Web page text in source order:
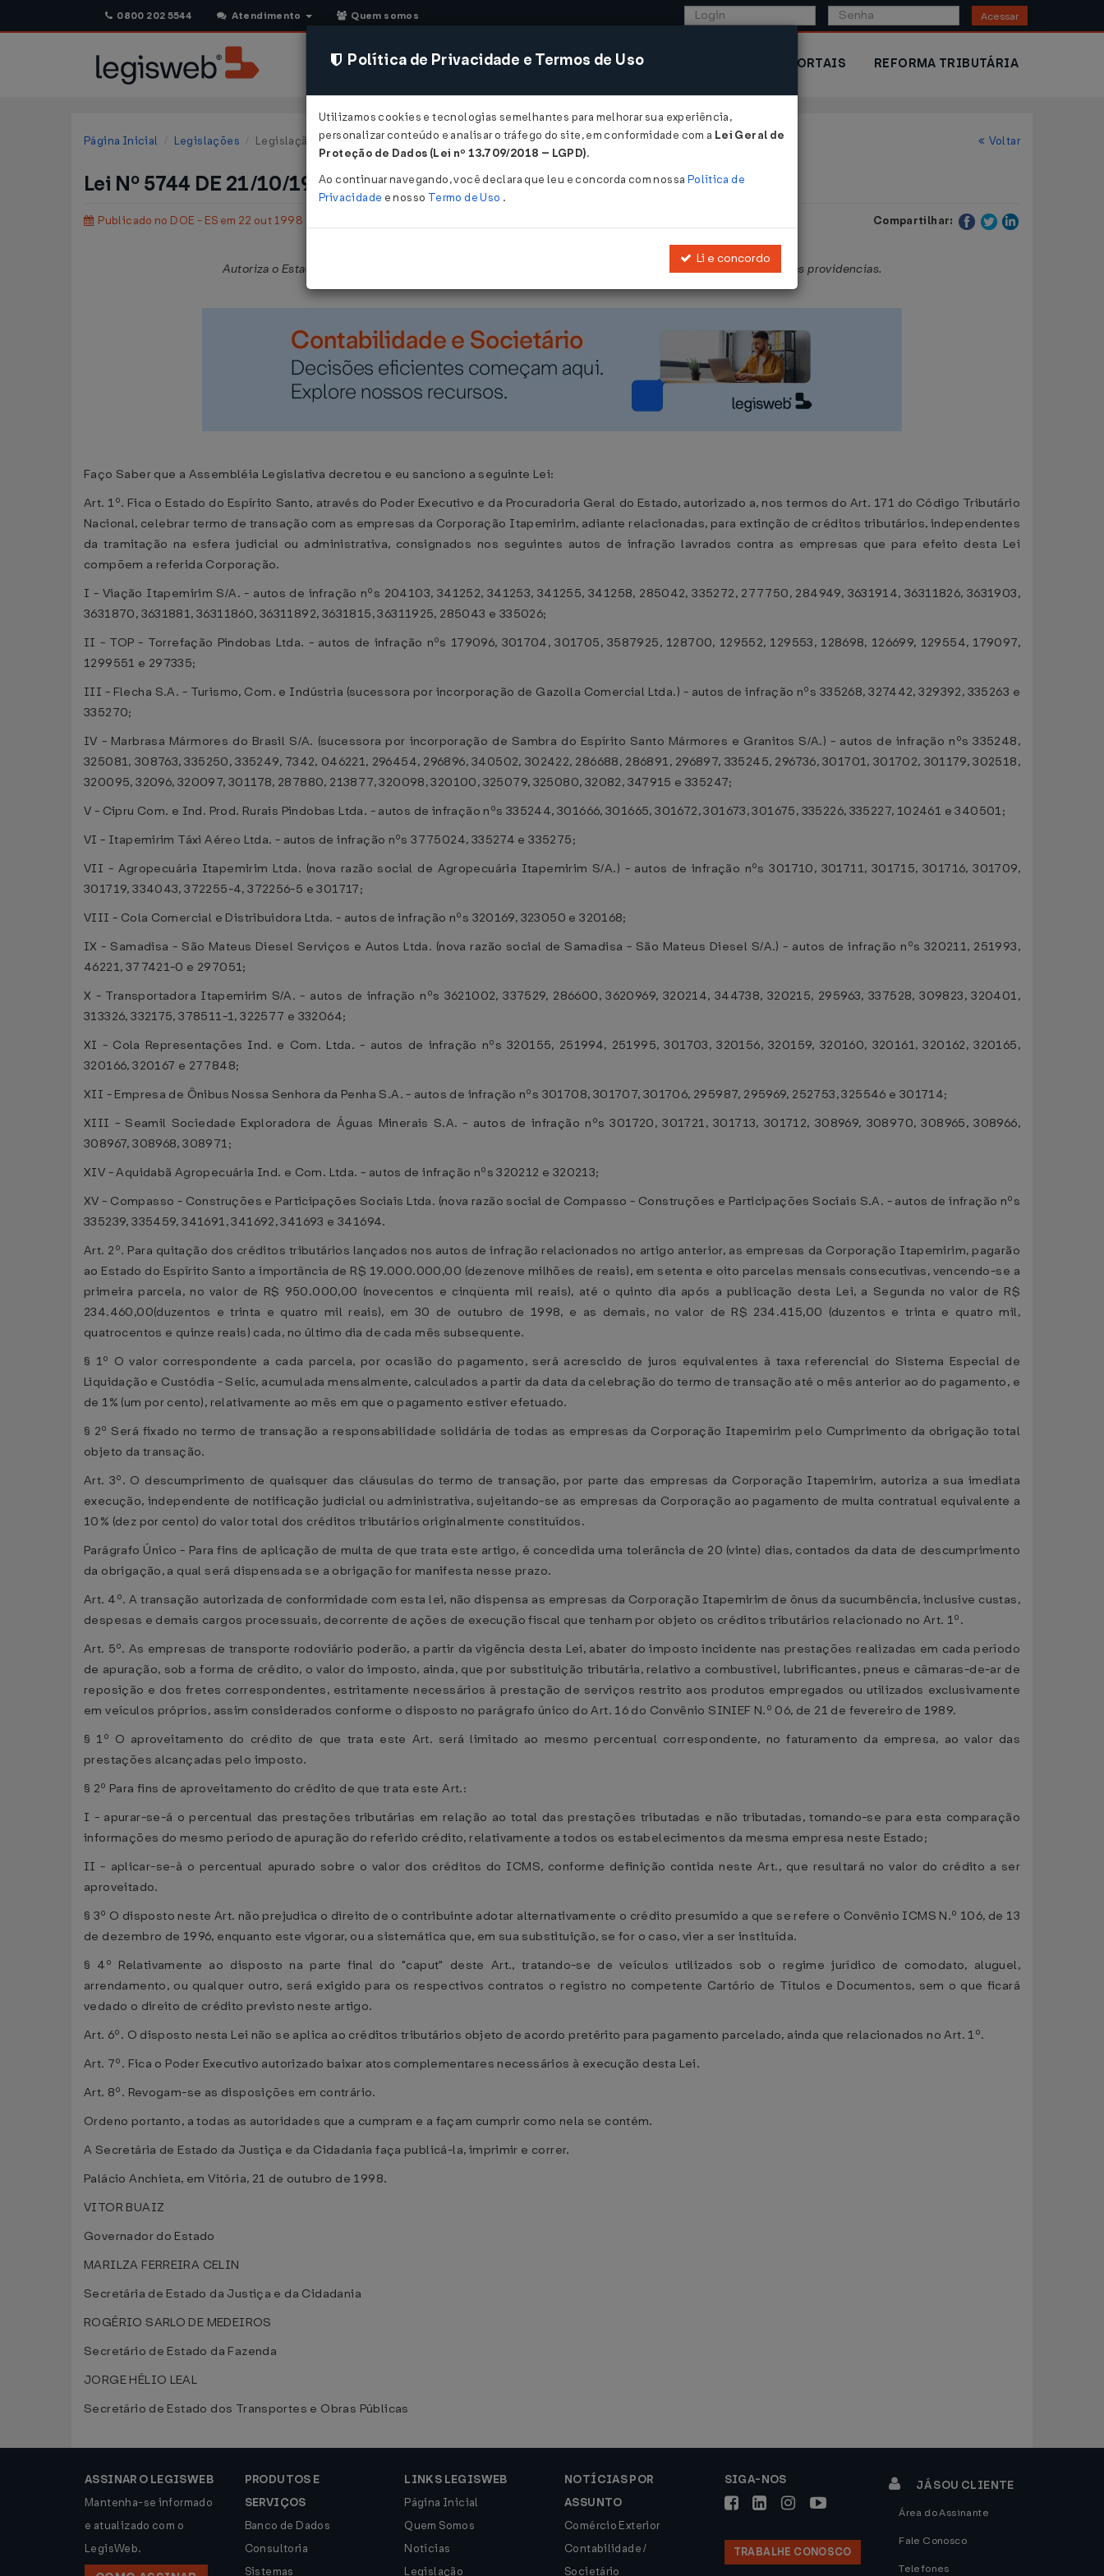
0800 202 5544 Atendimento Quem somos Acessar
CONSULTORIA SISTEMAS COMÉRCIO EXTERIOR PORTAIS REFORMA TRIBUTÁRIA
Página Inicial Legislações Legislação Estadual - Espírito Santo Voltar
Lei Nº 5744 DE 21/10/1998
Publicado no DOE - ES em 22 out 1998 Compartilhar:
Autoriza o Estado do Espírito Santo a transacionar com as empresas da Corporação Itapemirim e dá outras providencias.
Faço Saber que a Assembléia Legislativa decretou e eu sanciono a seguinte Lei:
Art. 1º. Fica o Estado do Espírito Santo, através do Poder Executivo e da Procuradoria Geral do Estado, autorizado a, nos termos do Art. 171 do Código Tributário
Nacional, celebrar termo de transação com as empresas da Corporação Itapemirim, adiante relacionadas, para extinção de créditos tributários, independentes
da tramitação na esfera judicial ou administrativa, consignados nos seguintes autos de infração lavrados contra as empresas que para efeito desta Lei
compõem a referida Corporação.
I - Viação Itapemirim S/A. - autos de infração nºs 204103, 341252, 341253, 341255, 341258, 285042, 335272, 277750, 284949, 3631914, 36311826, 3631903,
3631870, 3631881, 36311860, 36311892, 3631815, 36311925, 285043 e 335026;
II - TOP - Torrefação Pindobas Ltda. - autos de infração nºs 179096, 301704, 301705, 3587925, 128700, 129552, 129553, 128698, 126699, 129554, 179097,
1299551 e 297335;
III - Flecha S.A. - Turismo, Com. e Indústria (sucessora por incorporação de Gazolla Comercial Ltda.) - autos de infração nºs 335268, 327442, 329392, 335263 e
335270;
IV - Marbrasa Mármores do Brasil S/A. (sucessora por incorporação de Sambra do Espírito Santo Mármores e Granitos S/A.) - autos de infração nºs 335248,
325081, 308763, 335250, 335249, 7342, 046221, 296454, 296896, 340502, 302422, 286688, 286891, 296897, 335245, 296736, 301701, 301702, 301179, 302518,
320095, 32096, 320097, 301178, 287880, 213877, 320098, 320100, 325079, 325080, 32082, 347915 e 335247;
V - Cipru Com. e Ind. Prod. Rurais Pindobas Ltda. - autos de infração nºs 335244, 301666, 301665, 301672, 301673, 301675, 335226, 335227, 102461 e 340501;
VI - Itapemirim Táxi Aéreo Ltda. - autos de infração nºs 3775024, 335274 e 335275;
VII - Agropecuária Itapemirim Ltda. (nova razão social de Agropecuária Itapemirim S/A.) - autos de infração nºs 301710, 301711, 301715, 301716, 301709,
301719, 334043, 372255-4, 372256-5 e 301717;
VIII - Cola Comercial e Distribuidora Ltda. - autos de infração nºs 320169, 323050 e 320168;
IX - Samadisa - São Mateus Diesel Serviços e Autos Ltda. (nova razão social de Samadisa - São Mateus Diesel S/A.) - autos de infração nºs 320211, 251993,
46221, 377421-0 e 297051;
X - Transportadora Itapemirim S/A. - autos de infração nºs 3621002, 337529, 286600, 3620969, 320214, 344738, 320215, 295963, 337528, 309823, 320401,
313326, 332175, 378511-1, 322577 e 332064;
XI - Cola Representações Ind. e Com. Ltda. - autos de infração nºs 320155, 251994, 251995, 301703, 320156, 320159, 320160, 320161, 320162, 320165,
320166, 320167 e 277848;
XII - Empresa de Ônibus Nossa Senhora da Penha S.A. - autos de infração nºs 301708, 301707, 301706, 295987, 295969, 252753, 325546 e 301714;
XIII - Seamil Sociedade Exploradora de Águas Minerais S.A. - autos de infração nºs 301720, 301721, 301713, 301712, 308969, 308970, 308965, 308966,
308967, 308968, 308971;
XIV - Aquidabã Agropecuária Ind. e Com. Ltda. - autos de infração nºs 320212 e 320213;
XV - Compasso - Construções e Participações Sociais Ltda. (nova razão social de Compasso - Construções e Participações Sociais S.A. - autos de infração nºs
335239, 335459, 341691, 341692, 341693 e 341694.
Art. 2º. Para quitação dos créditos tributários lançados nos autos de infração relacionados no artigo anterior, as empresas da Corporação Itapemirim, pagarão
ao Estado do Espírito Santo a importância de R$ 19.000.000,00 (dezenove milhões de reais), em setenta e oito parcelas mensais consecutivas, vencendo-se a
primeira parcela, no valor de R$ 950.000,00 (novecentos e cinqüenta mil reais), até o quinto dia após a publicação desta Lei, a Segunda no valor de R$
234.460,00(duzentos e trinta e quatro mil reais), em 30 de outubro de 1998, e as demais, no valor de R$ 234.415,00 (duzentos e trinta e quatro mil,
quatrocentos e quinze reais) cada, no último dia de cada mês subsequente.
§ 1º O valor correspondente a cada parcela, por ocasião do pagamento, será acrescido de juros equivalentes à taxa referencial do Sistema Especial de
Liquidação e Custódia - Selic, acumulada mensalmente, calculados a partir da data da celebração do termo de transação até o mês anterior ao do pagamento, e
de 1% (um por cento), relativamente ao mês em que o pagamento estiver efetuado.
§ 2º Será fixado no termo de transação a responsabilidade solidária de todas as empresas da Corporação Itapemirim pelo Cumprimento da obrigação total
objeto da transação.
Art. 3º. O descumprimento de quaisquer das cláusulas do termo de transação, por parte das empresas da Corporação Itapemirim, autoriza a sua imediata
execução, independente de notificação judicial ou administrativa, sujeitando-se as empresas da Corporação ao pagamento de multa contratual equivalente a
10% (dez por cento) do valor total dos créditos tributários originalmente constituídos.
Parágrafo Único - Para fins de aplicação de multa de que trata este artigo, é concedida uma tolerância de 20 (vinte) dias, contados da data de descumprimento
da obrigação, a qual será dispensada se a obrigação for manifesta nesse prazo.
Art. 4º. A transação autorizada de conformidade com esta lei, não dispensa as empresas da Corporação Itapemirim de ônus da sucumbência, inclusive custas,
despesas e demais cargos processuais, decorrente de ações de execução fiscal que tenham por objeto os créditos tributários relacionado no Art. 1º.
Art. 5º. As empresas de transporte rodoviário poderão, a partir da vigência desta Lei, abater do imposto incidente nas prestações realizadas em cada período
de apuração, sob a forma de crédito, o valor do imposto, ainda, que por substituição tributária, relativo a combustível, lubrificantes, pneus e câmaras-de-ar de
reposição e dos fretes correspondentes, estritamente necessários à prestação de serviços restrito aos produtos empregados ou utilizados exclusivamente
em veículos próprios, assim considerados conforme o disposto no parágrafo único do Art. 16 do Convênio SINIEF N.º 06, de 21 de fevereiro de 1989.
§ 1º O aproveitamento do crédito de que trata este Art. será limitado ao mesmo percentual correspondente, no faturamento da empresa, ao valor das
prestações alcançadas pelo imposto.
§ 2º Para fins de aproveitamento do crédito de que trata este Art.:
I - apurar-se-á o percentual das prestações tributárias em relação ao total das prestações tributadas e não tributadas, tomando-se para esta comparação
informações do mesmo período de apuração do referido crédito, relativamente a todos os estabelecimentos da mesma empresa neste Estado;
II - aplicar-se-à o percentual apurado sobre o valor dos créditos do ICMS, conforme definição contida neste Art., que resultará no valor do crédito a ser
aproveitado.
§ 3º O disposto neste Art. não prejudica o direito de o contribuinte adotar alternativamente o crédito presumido a que se refere o Convênio ICMS N.º 106, de 13
de dezembro de 1996, enquanto este vigorar, ou a sistemática que, em sua substituição, se for o caso, vier a ser instituída.
§ 4º Relativamente ao disposto na parte final do "caput" deste Art., tratando-se de veículos utilizados sob o regime jurídico de comodato, aluguel,
arrendamento, ou qualquer outro, será exigido para os respectivos contratos o registro no competente Cartório de Títulos e Documentos, sem o que ficará
vedado o direito de crédito previsto neste artigo.
Art. 6º. O disposto nesta Lei não se aplica ao créditos tributários objeto de acordo pretérito para pagamento parcelado, ainda que relacionados no Art. 1º.
Art. 7º. Fica o Poder Executivo autorizado baixar atos complementares necessários à execução desta Lei.
Art. 8º. Revogam-se as disposições em contrário.
Ordeno portanto, a todas as autoridades que a cumpram e a façam cumprir como nela se contém.
A Secretária de Estado da Justiça e da Cidadania faça publicá-la, imprimir e correr.
Palácio Anchieta, em Vitória, 21 de outubro de 1998.
VITOR BUAIZ
Governador do Estado
MARILZA FERREIRA CELIN
Secretária de Estado da Justiça e da Cidadania
ROGÉRIO SARLO DE MEDEIROS
Secretário de Estado da Fazenda
JORGE HÉLIO LEAL
Secretário de Estado dos Transportes e Obras Públicas
ASSINAR O LEGISWEB
Mantenha-se informado
e atualizado com o
LegisWeb.
PRODUTOS E
SERVIÇOS
Banco de Dados
Consultoria
Sistemas
LINKS LEGISWEB
Página Inicial
Quem Somos
Notícias
Legislação
NOTÍCIAS POR
ASSUNTO
Comércio Exterior
Contabilidade /
Societário
SIGA-NOS
TRABALHE CONOSCO
JÁ SOU CLIENTE
Área do Assinante
Fale Conosco
Telefones
Política de Privacidade e Termos de Uso
Utilizamos cookies e tecnologias semelhantes para melhorar sua experiência,
personalizar conteúdo e analisar o tráfego do site, em conformidade com a Lei Geral de
Proteção de Dados (Lei nº 13.709/2018 – LGPD).
Ao continuar navegando, você declara que leu e concorda com nossa Política de
Privacidade e nosso Termo de Uso .
Li e concordo